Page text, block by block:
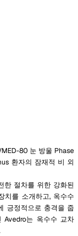
80 눈 방울 Phase
환자의 잠재적 비 외
절차를 위한 강화된
치를 소개하고, 옥수수
긍정적으로 충격을 줍
Avedro는 옥수수 교차